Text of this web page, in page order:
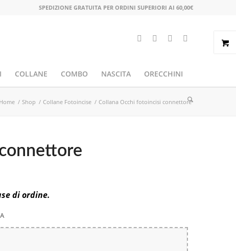
SPEDIZIONE GRATUITA PER ORDINI SUPERIORI AI 60,00€
COLLANE COMBO NASCITA ORECCHINI
Home / Shop / Collane Fotoincise / Collana Occhi fotoincisi connettore
di ordine.